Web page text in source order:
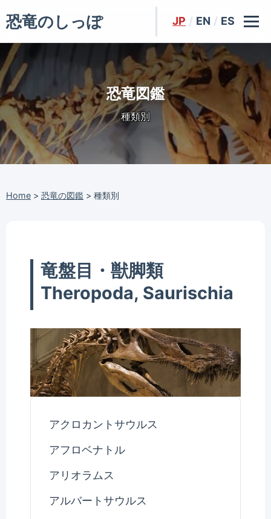
恐竜のしっぽ JP / EN / ES
恐竜図鑑
種類別
Home > 恐竜の図鑑 > 種類別
竜盤目・獣脚類
Theropoda, Saurischia
アクロカントサウルス
アフロベナトル
アリオラムス
アルバートサウルス